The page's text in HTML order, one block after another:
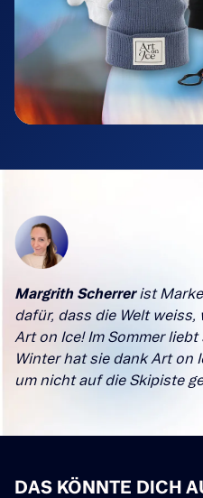
Margrith Scherrerist
dafür, dass die Welt
Art on Ice! Im Sommer
Winter hat sie dank Art on
um nicht auf die Skipiste
DAS KÖNNTE DICH